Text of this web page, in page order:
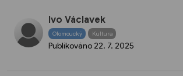
Ivo Václavek
Olomoucký Kultura
Publikováno 22. 7. 2025